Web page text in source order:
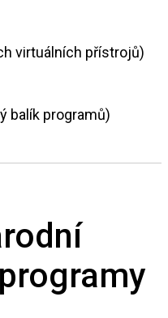
virtuálních přístrojů)
balík programů)